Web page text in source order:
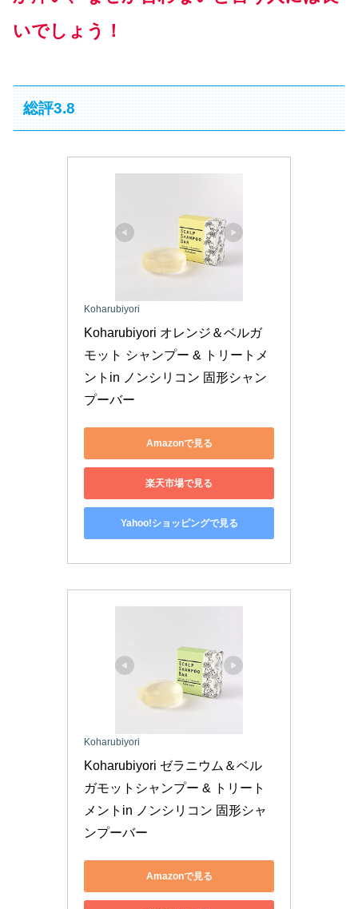
いでしょう！
総評3.8
Koharubiyori
Koharubiyori オレンジ＆ベルガ
モット シャンプー & トリートメ
ントin ノンシリコン 固形シャン
プーバー
Amazonで見る
楽天市場で見る
Yahoo!ショッピングで見る
Koharubiyori
Koharubiyori ゼラニウム＆ベル
ガモットシャンプー & トリート
メントin ノンシリコン 固形シャ
ンプーバー
Amazonで見る